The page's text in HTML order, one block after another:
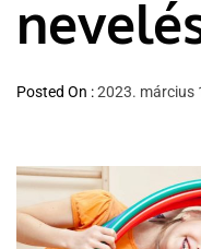
Posted On :2023. március